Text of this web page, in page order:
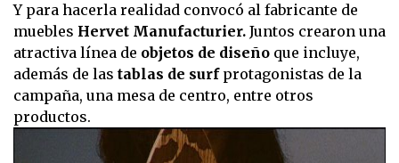
Y para hacerla realidad convocó al fabricante de
muebles Hervet Manufacturier. Juntos crearon una
atractiva línea de objetos de diseño que incluye,
además de las tablas de surfprotagonistas de la
campaña, una mesa de centro, entre otros
productos.